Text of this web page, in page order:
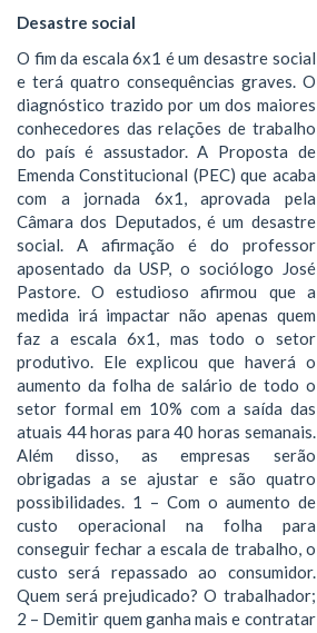
Desastre social
O fim da escala 6x1 é um desastre social
e terá quatro consequências graves. O
diagnóstico trazido por um dos maiores
conhecedores das relações de trabalho
do país é assustador. A Proposta de
Emenda Constitucional (PEC) que acaba
com a jornada 6x1, aprovada pela
Câmara dos Deputados, é um desastre
social. A afirmação é do professor
aposentado da USP, o sociólogo José
Pastore. O estudioso afirmou que a
medida irá impactar não apenas quem
faz a escala 6x1, mas todo o setor
produtivo. Ele explicou que haverá o
aumento da folha de salário de todo o
setor formal em 10% com a saída das
atuais 44 horas para 40 horas semanais.
Além disso, as empresas serão
obrigadas a se ajustar e são quatro
possibilidades. 1 – Com o aumento de
custo operacional na folha para
conseguir fechar a escala de trabalho, o
custo será repassado ao consumidor.
Quem será prejudicado? O trabalhador;
2 – Demitir quem ganha mais e contratar